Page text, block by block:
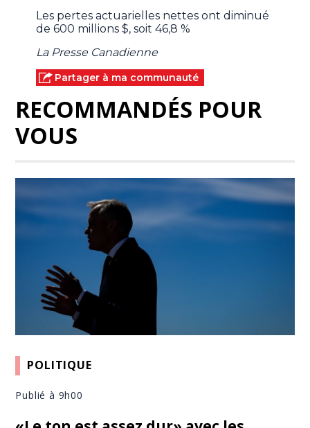
Les pertes actuarielles nettes ont diminué
de 600 millions $, soit 46,8 %
La Presse Canadienne
Partager à ma communauté
RECOMMANDÉS POUR
VOUS
POLITIQUE
Publié à 9h00